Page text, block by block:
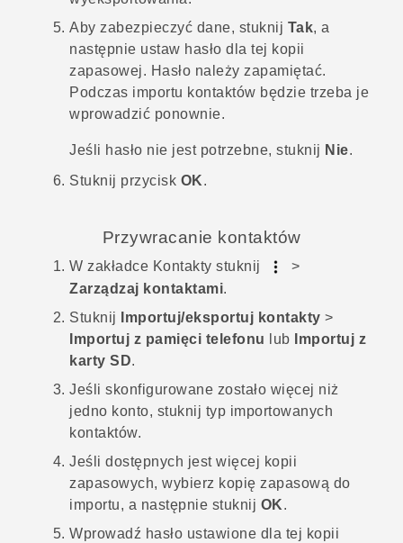
Aby zabezpieczyć dane, stuknij Tak, a
następnie ustaw hasło dla tej kopii
zapasowej. Hasło należy zapamiętać.
Podczas importu kontaktów będzie trzeba je
wprowadzić ponownie.
Jeśli hasło nie jest potrzebne, stuknij Nie.
Stuknij przycisk OK.
Przywracanie kontaktów
W zakładce Kontakty stuknij
>
Zarządzaj kontaktami.
Stuknij
Importuj/eksportuj kontakty >
Importuj z pamięci telefonu lub
Importuj z
karty SD.
Jeśli skonfigurowane zostało więcej niż
jedno konto, stuknij typ importowanych
kontaktów.
Jeśli dostępnych jest więcej kopii
zapasowych, wybierz kopię zapasową do
importu, a następnie stuknij OK.
Wprowadź hasło ustawione dla tej kopii